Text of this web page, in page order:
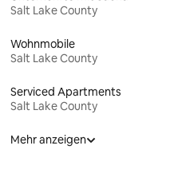
Salt Lake County
Wohnmobile
Salt Lake County
Serviced Apartments
Salt Lake County
Mehr anzeigen